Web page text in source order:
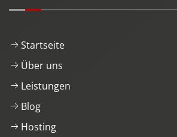
Startseite
Über uns
Leistungen
Blog
Hosting